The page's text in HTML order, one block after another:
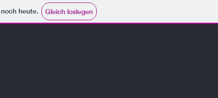
heute. Gleich loslegen